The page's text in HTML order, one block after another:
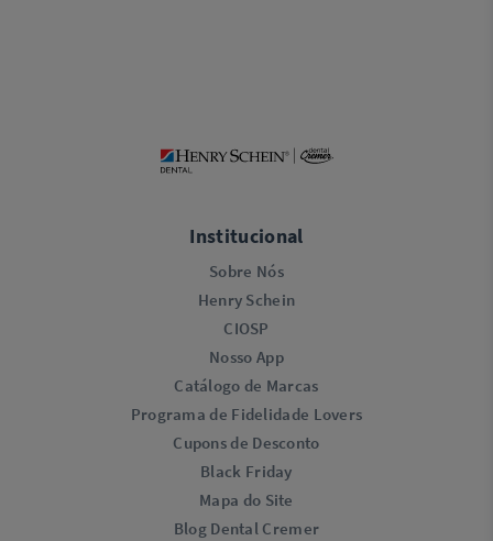
Institucional
Sobre Nós
Henry Schein
CIOSP
Nosso App
Catálogo de Marcas
Programa de Fidelidade Lovers​
Cupons de Desconto
Black Friday
Mapa do Site
Blog Dental Cremer